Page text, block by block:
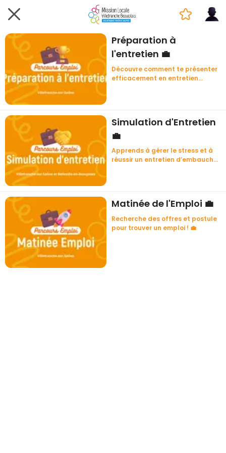
Préparation à
l'entretien 💼
Découvre comment te présenter
efficacement en entretien
Simulation d'Entretien
💼
Apprends à gérer le stress et à
réussir un entretien d’embauche
Matinée de l'Emploi 💼
Recherche des offres et postule
pour trouver un emploi ! 💼